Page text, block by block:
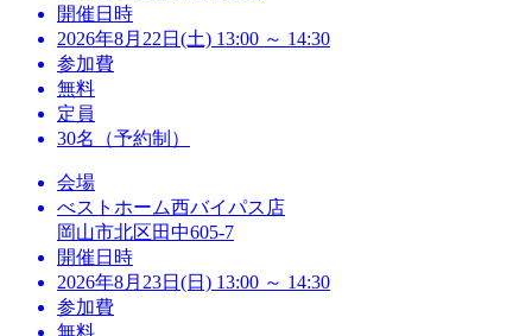
開催日時
2026年8月22日(土) 13:00 ～ 14:30
参加費
無料
定員
30名（予約制）
会場
べストホーム西バイパス店
岡山市北区田中605-7
開催日時
2026年8月23日(日) 13:00 ～ 14:30
参加費
無料